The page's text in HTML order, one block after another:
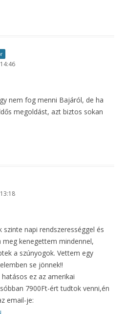
nem fog menni Bajáról, de ha
megoldást, azt biztos sokan
napi rendszerességgel és
kenegettem mindennel,
a szúnyogok. Vettem egy
se jönnek!!
ez az amerikai
7900Ft-ért tudtok venni,én
email-je: